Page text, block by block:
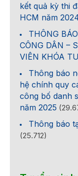
kết quả kỳ thi
HCM năm
THÔNG
CÔNG DÂN –
VIÊN KHÓA
Thông báo
hệ chính quy
công bố danh
năm 2025
Thông báo
(25.712)